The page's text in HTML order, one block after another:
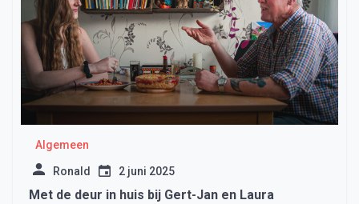
Algemeen
Ronald 2 juni 2025
Met de deur in huis bij Gert-Jan en Laura